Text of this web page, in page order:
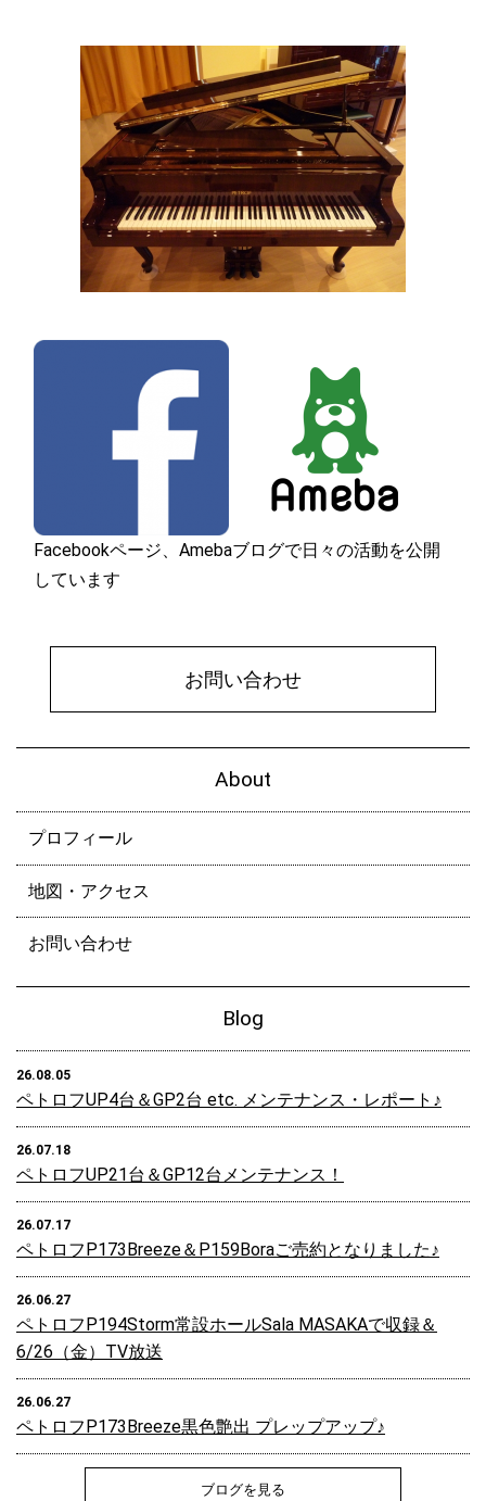
Facebookページ、Amebaブログで日々の活動を公開
しています
お問い合わせ
About
プロフィール
地図・アクセス
お問い合わせ
Blog
26.08.05
ペトロフUP4台＆GP2台 etc. メンテナンス・レポート♪
26.07.18
ペトロフUP21台＆GP12台メンテナンス！
26.07.17
ペトロフP173Breeze＆P159Boraご売約となりました♪
26.06.27
ペトロフP194Storm常設ホールSala MASAKAで収録＆
6/26（金）TV放送
26.06.27
ペトロフP173Breeze黒色艶出 プレップアップ♪
ブログを見る